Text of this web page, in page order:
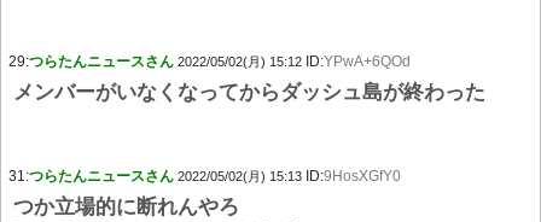
29:つらたんニュースさん 2022/05/02(月) 15:12 ID:YPwA+6QOd
メンバーがいなくなってからダッシュ島が終わった
31:つらたんニュースさん 2022/05/02(月) 15:13 ID:9HosXGfY0
つか立場的に断れんやろ